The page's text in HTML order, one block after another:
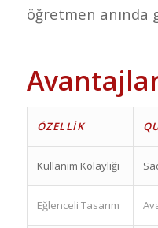
öğretmen anında
ÖZELLIK
Kullanım Kolaylığı
Eğlenceli Tasarım